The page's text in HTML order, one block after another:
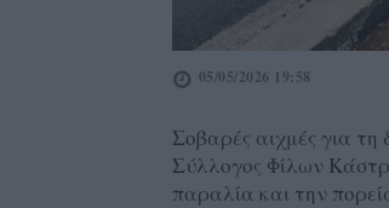
05/05/2026 19:58
Σοβαρές αιχμές για
Σύλλογος Φίλων
παραλία και την